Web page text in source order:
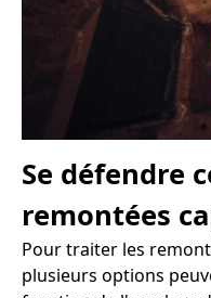
Se défendre
remontées
Pour traiter les
plusieurs options